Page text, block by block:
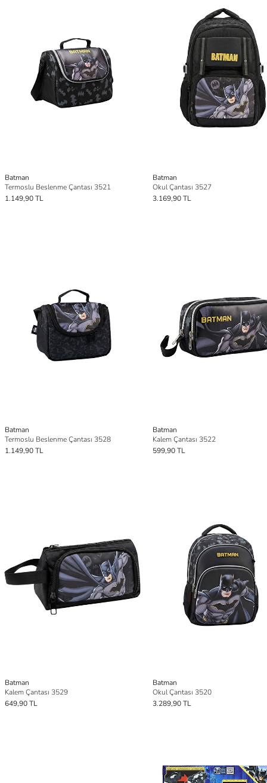
Batman
Termoslu Beslenme Çantası 3521
1.149,90 TL
Batman
Okul Çantası 3527
3.169,90 TL
Batman
Termoslu Beslenme Çantası 3528
1.149,90 TL
Batman
Kalem Çantası 3522
599,90 TL
Batman
Kalem Çantası 3529
649,90 TL
Batman
Okul Çantası 3520
3.289,90 TL